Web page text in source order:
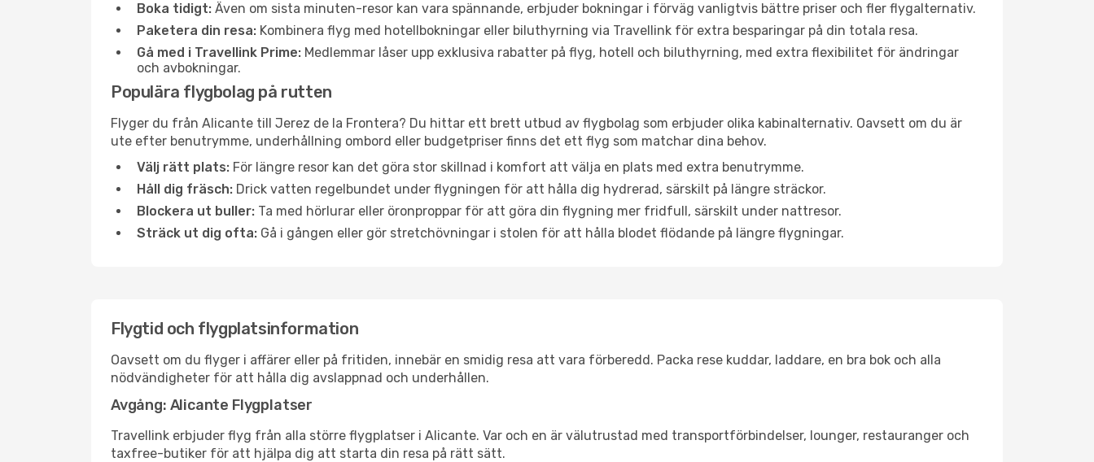
Boka tidigt: Även om sista minuten-resor kan vara spännande, erbjuder bokningar i förväg vanligtvis bättre priser och fler flygalternativ.
Paketera din resa: Kombinera flyg med hotellbokningar eller biluthyrning via Travellink för extra besparingar på din totala resa.
Gå med i Travellink Prime: Medlemmar låser upp exklusiva rabatter på flyg, hotell och biluthyrning, med extra flexibilitet för ändringar
och avbokningar.
Populära flygbolag på rutten
Flyger du från Alicante till Jerez de la Frontera? Du hittar ett brett utbud av flygbolag som erbjuder olika kabinalternativ. Oavsett om du är
ute efter benutrymme, underhållning ombord eller budgetpriser finns det ett flyg som matchar dina behov.
Välj rätt plats: För längre resor kan det göra stor skillnad i komfort att välja en plats med extra benutrymme.
Håll dig fräsch: Drick vatten regelbundet under flygningen för att hålla dig hydrerad, särskilt på längre sträckor.
Blockera ut buller: Ta med hörlurar eller öronproppar för att göra din flygning mer fridfull, särskilt under nattresor.
Sträck ut dig ofta: Gå i gången eller gör stretchövningar i stolen för att hålla blodet flödande på längre flygningar.
Flygtid och flygplatsinformation
Oavsett om du flyger i affärer eller på fritiden, innebär en smidig resa att vara förberedd. Packa rese kuddar, laddare, en bra bok och alla
nödvändigheter för att hålla dig avslappnad och underhållen.
Avgång: Alicante Flygplatser
Travellink erbjuder flyg från alla större flygplatser i Alicante. Var och en är välutrustad med transportförbindelser, lounger, restauranger och
taxfree-butiker för att hjälpa dig att starta din resa på rätt sätt.